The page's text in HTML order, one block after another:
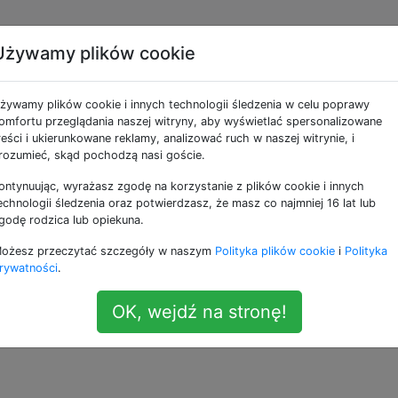
jako busybox
umożliwić połączenia ze zdalnym
jądra Androida (Gingerbread) i jestem w stanie
SSH z uwierzytelnianiem za pomocą hasła za pomocą
móc używać kluczy SSH do automatycznego
tak, to gdzie powinienem umieścić mój klucz prywatny?
plików cookie
plików cookie i innych technologii śledzenia w celu poprawy
przeglądania naszej witryny, aby wyświetlać spersonalizowane
i ukierunkowane reklamy, analizować ruch w naszej witrynie, i
skąd pochodzą nasi goście.
wyrażasz zgodę na korzystanie z plików cookie i innych
śledzenia oraz potwierdzasz, że masz co najmniej 16 lat lub
rodzica lub opiekuna.
przeczytać szczegóły w naszym Polityka plików cookie i Polityka
.
OK, wejdź na stronę!